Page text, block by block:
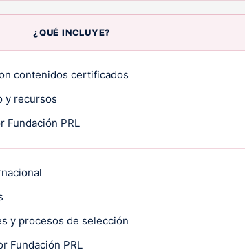
¿QUÉ INCLUYE?
contenidos certificados
y recursos
Fundación PRL
y procesos de selección
Fundación PRL